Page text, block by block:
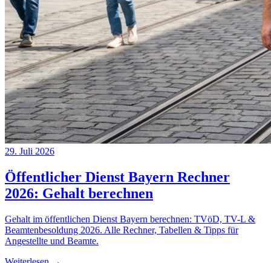
29. Juli 2026
Öffentlicher Dienst Bayern Rechner
2026: Gehalt berechnen
Gehalt im öffentlichen Dienst Bayern berechnen: TVöD, TV-L &
Beamtenbesoldung 2026. Alle Rechner, Tabellen & Tipps für
Angestellte und Beamte.